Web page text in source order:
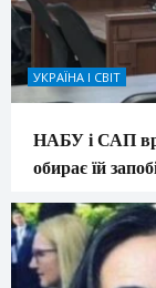
УКРАЇНА І СВІТ
НАБУ і САП
обирає їй